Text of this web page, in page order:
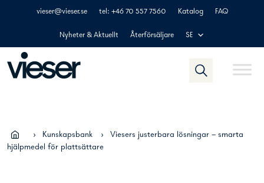
vieser@vieser.se tel: +46 70 557 7560 Katalog FAQ
Nyheter & Aktuellt Återförsäljare SE
› Kunskapsbank ›
Viesers justerbara lösningar – smarta
hjälpmedel för plattsättare